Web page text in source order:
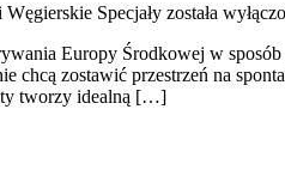
Specjały została
Europy Środkowej w
chcą zostawić przestrzeń na
tworzy idealną […]